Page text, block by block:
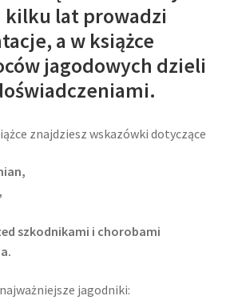
kilku lat prowadzi
a w książce
jagodowych dzieli
znajdziesz wskazówki dotyczące
szkodnikami i chorobami
jagodniki: